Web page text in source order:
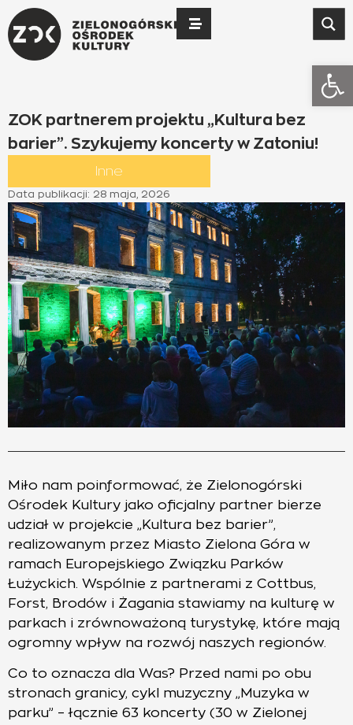
ZOK partnerem projektu „Kultura bez
barier”. Szykujemy koncerty w Zatoniu!
Inne
Data publikacji: 28 maja, 2026
Miło nam poinformować, że Zielonogórski
Ośrodek Kultury jako oficjalny partner bierze
udział w projekcie „Kultura bez barier”,
realizowanym przez Miasto Zielona Góra w
ramach Europejskiego Związku Parków
Łużyckich. Wspólnie z partnerami z Cottbus,
Forst, Brodów i Żagania stawiamy na kulturę w
parkach i zrównoważoną turystykę, które mają
ogromny wpływ na rozwój naszych regionów.
Co to oznacza dla Was? Przed nami po obu
stronach granicy, cykl muzyczny „Muzyka w
parku” – łącznie 63 koncerty (30 w Zielonej